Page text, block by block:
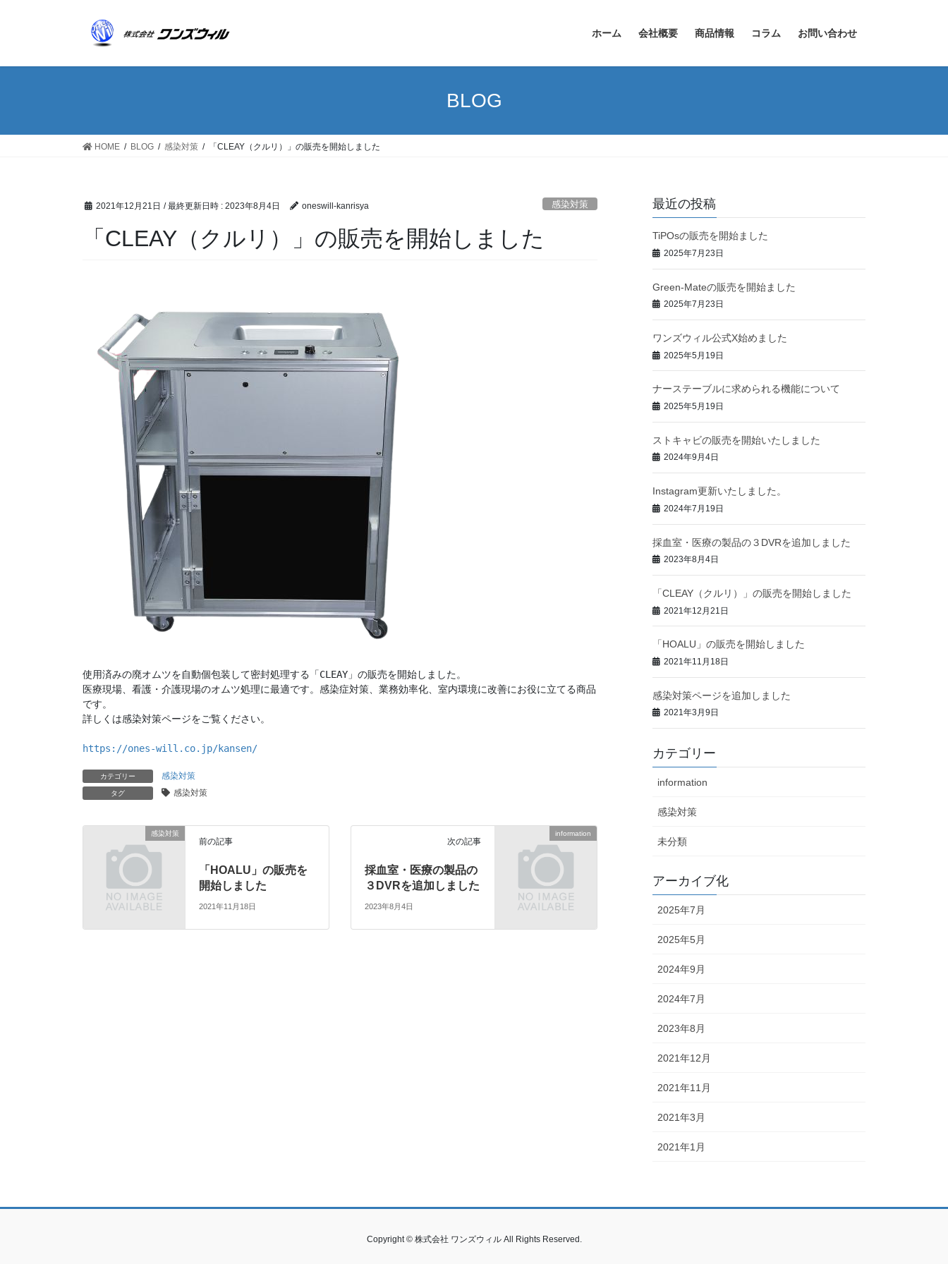
ホーム 会社概要 商品情報 コラム お問い合わせ
BLOG
HOME BLOG 感染対策 「CLEAY（クルリ）」の販売を開始しました
2021年12月21日 / 最終更新日時 : 2023年8月4日 oneswill-kanrisya 感染対策
「CLEAY（クルリ）」の販売を開始しました
使用済みの廃オムツを自動個包装して密封処理する「CLEAY」の販売を開始しました。
医療現場、看護・介護現場のオムツ処理に最適です。感染症対策、業務効率化、室内環境に改善にお役に立てる商品
です。
詳しくは感染対策ページをご覧ください。
https://ones-will.co.jp/kansen/
カテゴリー 感染対策
タグ 感染対策
感染対策
前の記事
「HOALU」の販売を
開始しました
2021年11月18日
information
次の記事
採血室・医療の製品の
３DVRを追加しました
2023年8月4日
最近の投稿
TiPOsの販売を開始ました
2025年7月23日
Green-Mateの販売を開始ました
2025年7月23日
ワンズウィル公式X始めました
2025年5月19日
ナーステーブルに求められる機能について
2025年5月19日
ストキャビの販売を開始いたしました
2024年9月4日
Instagram更新いたしました。
2024年7月19日
採血室・医療の製品の３DVRを追加しました
2023年8月4日
「CLEAY（クルリ）」の販売を開始しました
2021年12月21日
「HOALU」の販売を開始しました
2021年11月18日
感染対策ページを追加しました
2021年3月9日
カテゴリー
information
感染対策
未分類
アーカイブ化
2025年7月
2025年5月
2024年9月
2024年7月
2023年8月
2021年12月
2021年11月
2021年3月
2021年1月
Copyright © 株式会社 ワンズウィル All Rights Reserved.